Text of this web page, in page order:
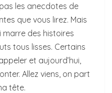
les anecdotes de
que vous lirez. Mais
marre des histoires
tous lisses. Certains
et aujourd’hui,
Allez viens, on part
tête.